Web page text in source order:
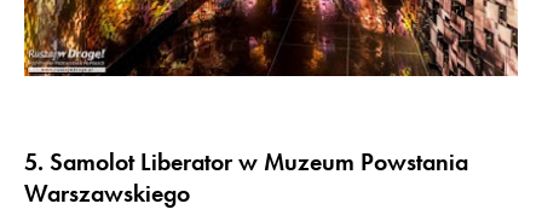
Wystawa w Muzeum Domu Jana Pawła II w
5. Samolot Liberator w Muzeum Powstania
Warszawskiego